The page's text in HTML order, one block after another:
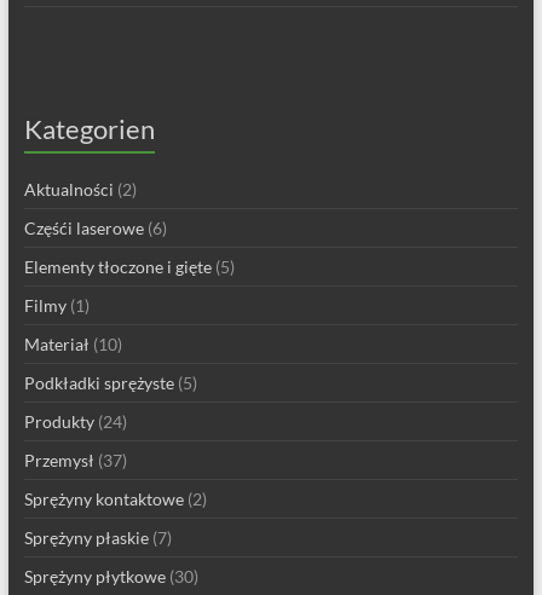
Kategorien
Aktualności (2)
Częśći laserowe(6)
Elementy tłoczone i gięte(5)
Filmy(1)
Materiał (10)
Podkładki sprężyste(5)
Produkty(24)
Przemysł (37)
Sprężyny kontaktowe(2)
Sprężyny płaskie(7)
Sprężyny płytkowe(30)